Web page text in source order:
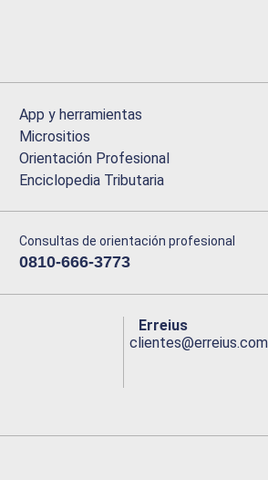
App y herramientas
Micrositios
Orientación Profesional
Enciclopedia Tributaria
Consultas de orientación profesional
0810-666-3773
Erreius
clientes@erreius.com